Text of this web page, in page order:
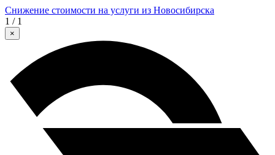
Снижение стоимости на услуги из Новосибирска
1 / 1
×